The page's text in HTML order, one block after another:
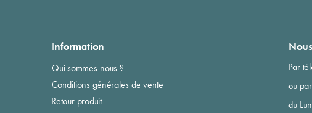
Information
Qui sommes-nous ?
Conditions générales de vente
Retour produit
Par
ou
du